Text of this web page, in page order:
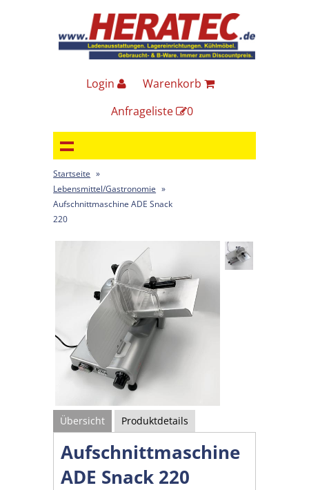
Login
Warenkorb
Anfrageliste
0
Startseite »
Lebensmittel/Gastronomie »
Aufschnittmaschine ADE Snack
220
Übersicht Produktdetails
Aufschnittmaschine
ADE Snack 220